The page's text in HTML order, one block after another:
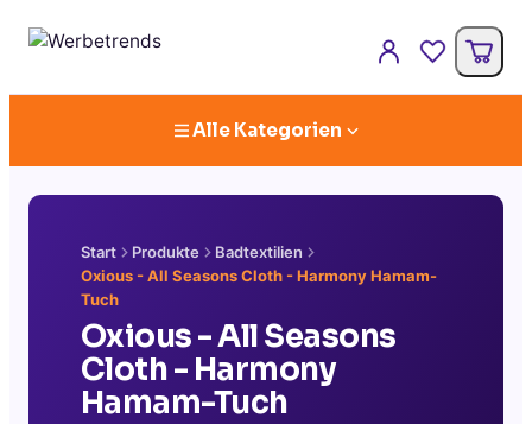
Alle Kategorien
Start Produkte
Badtextilien
Oxious - All Seasons Cloth - Harmony Hamam-
Tuch
Oxious - All Seasons
Cloth - Harmony
Hamam-Tuch